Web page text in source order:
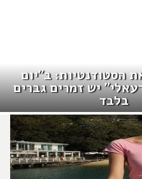
הסטודנטיות: ב"יום
יש זמרים גברים
בלבד